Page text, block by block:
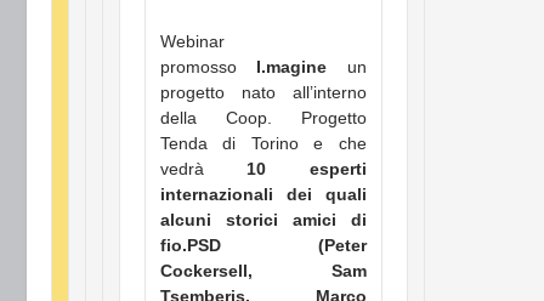
Webinar
promosso I.magine un
progetto nato all’interno
della Coop. Progetto
Tenda di Torino e che
vedrà 10 esperti
internazionali dei quali
alcuni storici amici di
fio.PSD (Peter
Cockersell, Sam
Tsemberis, Marco